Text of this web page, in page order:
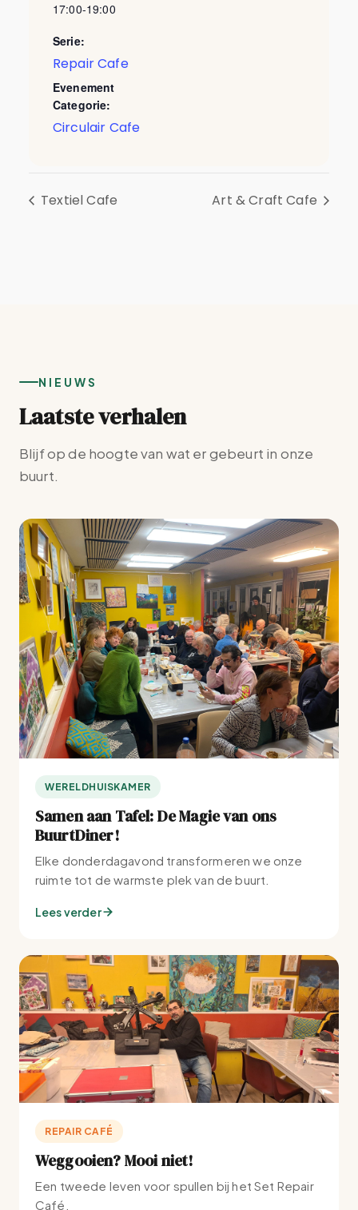
17:00-19:00
Serie:
Repair Cafe
Evenement
Categorie:
Circulair Cafe
Textiel Cafe Art & Craft Cafe
NIEUWS
Laatste verhalen
Blijf op de hoogte van wat er gebeurt in onze
buurt.
WERELDHUISKAMER
Samen aan Tafel: De Magie van ons
BuurtDiner!
Elke donderdagavond transformeren we onze
ruimte tot de warmste plek van de buurt.
Lees verder
REPAIR CAFÉ
Weggooien? Mooi niet!
Een tweede leven voor spullen bij het Set Repair
Café.